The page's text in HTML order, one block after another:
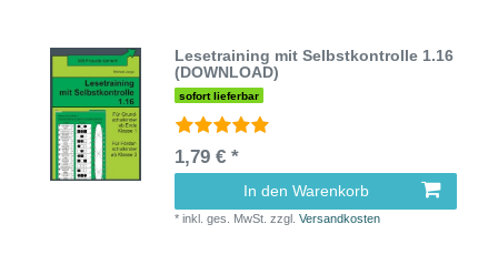
Lesetraining mit Selbstkontrolle 1.16
(DOWNLOAD)
sofort lieferbar
1,79 € *
In den Warenkorb
*inkl. ges. MwSt. zzgl.Versandkosten